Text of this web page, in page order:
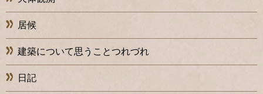
居候
建築について思うことつれづれ
日記